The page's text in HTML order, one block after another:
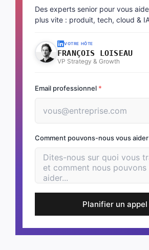
Des experts senior pour vous
plus vite : produit, tech, cloud &
VOTRE HÔTE
FRANÇOIS LOISEAU
VP Strategy & Growth
Email professionnel *
Comment pouvons-nous vous aider
Planifier un appel